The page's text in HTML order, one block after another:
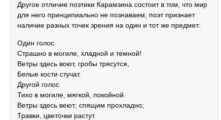
Другое отличие поэтики Карамзина состоит в том, что мир
для него принципиально не познаваем, поэт признает
наличие разных точек зрения на один и тот же предмет:
Один голос
Страшно в могиле, хладной и темной!
Ветры здесь воют, гробы трясутся,
Белые кости стучат.
Другой голос
Тихо в могиле, мягкой, покойной.
Ветры здесь веют; спящим прохладно;
Травки, цветочки растут.